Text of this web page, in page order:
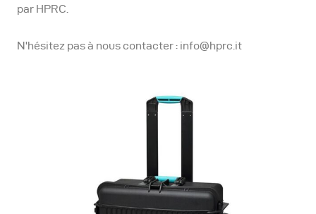
par HPRC.
N'hésitez pas à nous contacter : info@hprc.it